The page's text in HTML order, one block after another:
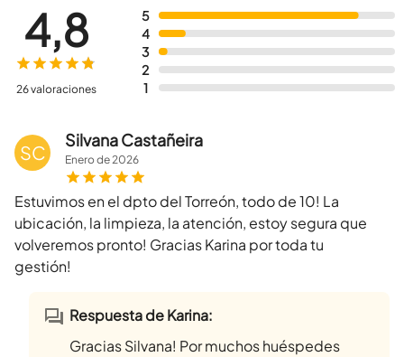
5
4
3
2
1
4,8
26 valoraciones
SC
Silvana Castañeira
Enerode2026
Estuvimos en el dpto del Torreón, todo de 10! La
ubicación, la limpieza, la atención, estoy segura que
volveremos pronto! Gracias Karina por toda tu
gestión!
Respuesta de Karina:
Gracias Silvana! Por muchos huéspedes